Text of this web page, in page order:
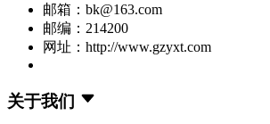
邮箱：bk@163.com
邮编：214200
网址：http://www.gzyxt.com
关于我们